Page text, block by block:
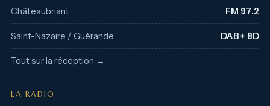
Châteaubriant FM 97.2
Saint-Nazaire / Guérande DAB+ 8D
Tout sur la réception →
LA RADIO